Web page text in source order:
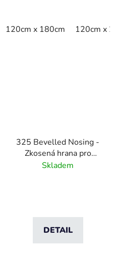
120cm x 180cm 120cm x
325 Bevelled Nosing -
Zkosená hrana pro
rohože - 11 mm
Skladem
DETAIL